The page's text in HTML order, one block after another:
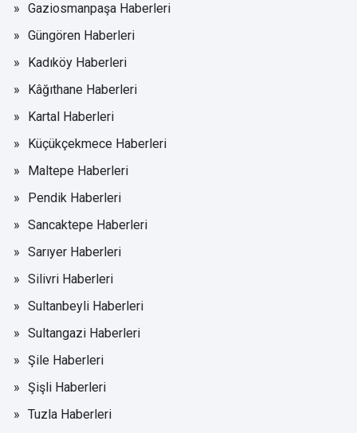
Gaziosmanpaşa Haberleri
Güngören Haberleri
Kadıköy Haberleri
Kâğıthane Haberleri
Kartal Haberleri
Küçükçekmece Haberleri
Maltepe Haberleri
Pendik Haberleri
Sancaktepe Haberleri
Sarıyer Haberleri
Silivri Haberleri
Sultanbeyli Haberleri
Sultangazi Haberleri
Şile Haberleri
Şişli Haberleri
Tuzla Haberleri